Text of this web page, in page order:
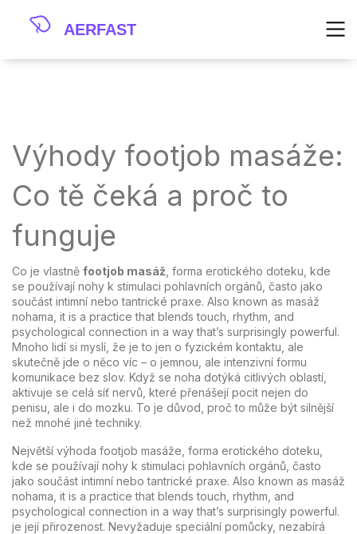
Výhody footjob masáže:
Co tě čeká a proč to
funguje
Co je vlastně footjob masáž forma erotického doteku, kde
se používají nohy k stimulaci pohlavních orgánů, často jako
součást intimní nebo tantrické praxe. Also known as masáž
nohama , it is a practice that blends touch, rhythm, and
psychological connection in a way that’s surprisingly powerful.
Mnoho lidí si myslí, že je to jen o fyzickém kontaktu, ale
skutečně jde o něco víc – o jemnou, ale intenzivní formu
komunikace bez slov. Když se noha dotýká citlivých oblastí,
aktivuje se celá síť nervů, které přenášejí pocit nejen do
penisu, ale i do mozku. To je důvod, proč to může být silnější
než mnohé jiné techniky.
Největší výhoda footjob masáže forma erotického doteku,
kde se používají nohy k stimulaci pohlavních orgánů, často
jako součást intimní nebo tantrické praxe. Also known as masáž
nohama , it is a practice that blends touch, rhythm, and
psychological connection in a way that’s surprisingly powerful.
je její přirozenost. Nevyžaduje speciální pomůcky, nezabírá